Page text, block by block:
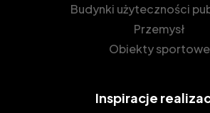
Budynki użyteczności
Przemysł
Obiekty sportowe
Inspiracje